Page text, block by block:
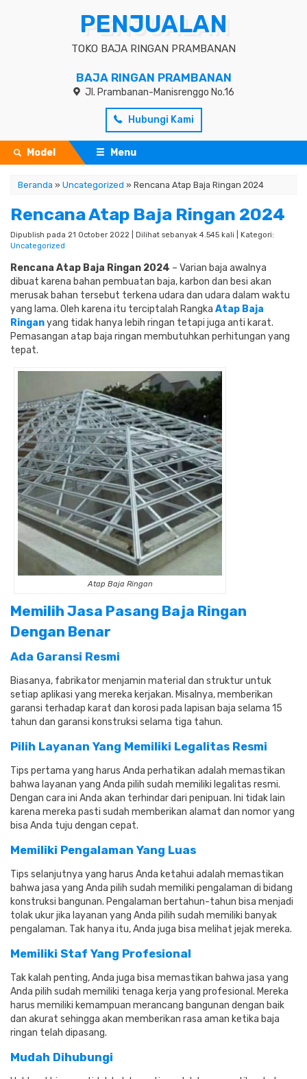
PENJUALAN
TOKO BAJA RINGAN PRAMBANAN
BAJA RINGAN PRAMBANAN
Jl. Prambanan-Manisrenggo No.16
Hubungi Kami
Model Menu
Beranda » Uncategorized » Rencana Atap Baja Ringan 2024
Rencana Atap Baja Ringan 2024
Dipublish pada 21 October 2022 | Dilihat sebanyak 4.545 kali | Kategori:
Uncategorized
Rencana Atap Baja Ringan 2024 – Varian baja awalnya
dibuat karena bahan pembuatan baja, karbon dan besi akan
merusak bahan tersebut terkena udara dan udara dalam waktu
yang lama. Oleh karena itu terciptalah Rangka Atap Baja
Ringanyang tidak hanya lebih ringan tetapi juga anti karat.
Pemasangan atap baja ringan membutuhkan perhitungan yang
tepat.
Atap Baja Ringan
Memilih Jasa Pasang Baja Ringan
Dengan Benar
Ada Garansi Resmi
Biasanya, fabrikator menjamin material dan struktur untuk
setiap aplikasi yang mereka kerjakan. Misalnya, memberikan
garansi terhadap karat dan korosi pada lapisan baja selama 15
tahun dan garansi konstruksi selama tiga tahun.
Pilih Layanan Yang Memiliki Legalitas Resmi
Tips pertama yang harus Anda perhatikan adalah memastikan
bahwa layanan yang Anda pilih sudah memiliki legalitas resmi.
Dengan cara ini Anda akan terhindar dari penipuan. Ini tidak lain
karena mereka pasti sudah memberikan alamat dan nomor yang
bisa Anda tuju dengan cepat.
Memiliki Pengalaman Yang Luas
Tips selanjutnya yang harus Anda ketahui adalah memastikan
bahwa jasa yang Anda pilih sudah memiliki pengalaman di bidang
konstruksi bangunan. Pengalaman bertahun-tahun bisa menjadi
tolak ukur jika layanan yang Anda pilih sudah memiliki banyak
pengalaman. Tak hanya itu, Anda juga bisa melihat jejak mereka.
Memiliki Staf Yang Profesional
Tak kalah penting, Anda juga bisa memastikan bahwa jasa yang
Anda pilih sudah memiliki tenaga kerja yang profesional. Mereka
harus memiliki kemampuan merancang bangunan dengan baik
dan akurat sehingga akan memberikan rasa aman ketika baja
ringan telah dipasang.
Mudah Dihubungi